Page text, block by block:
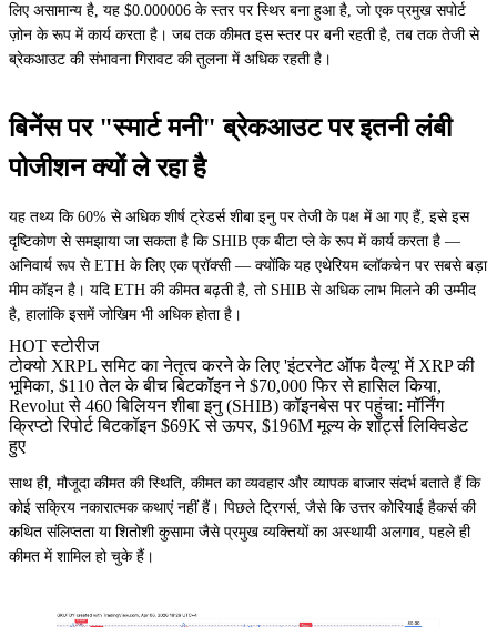
लिए असामान्य है, यह $0.000006 के स्तर पर स्थिर बना हुआ है, जो एक प्रमुख सपोर्ट
ज़ोन के रूप में कार्य करता है। जब तक कीमत इस स्तर पर बनी रहती है, तब तक तेजी से
ब्रेकआउट की संभावना गिरावट की तुलना में अधिक रहती है।
बिनेंस पर "स्मार्ट मनी" ब्रेकआउट पर इतनी लंबी
पोजीशन क्यों ले रहा है
यह तथ्य कि 60% से अधिक शीर्ष ट्रेडर्स शीबा इनु पर तेजी के पक्ष में आ गए हैं, इसे इस
दृष्टिकोण से समझाया जा सकता है कि SHIB एक बीटा प्ले के रूप में कार्य करता है —
अनिवार्य रूप से ETH के लिए एक प्रॉक्सी — क्योंकि यह एथेरियम ब्लॉकचेन पर सबसे बड़ा
मीम कॉइन है। यदि ETH की कीमत बढ़ती है, तो SHIB से अधिक लाभ मिलने की उम्मीद
है, हालांकि इसमें जोखिम भी अधिक होता है।
HOT स्टोरीज
टोक्यो XRPL समिट का नेतृत्व करने के लिए 'इंटरनेट ऑफ वैल्यू' में XRP की
भूमिका, $110 तेल के बीच बिटकॉइन ने $70,000 फिर से हासिल किया,
Revolut से 460 बिलियन शीबा इनु (SHIB) कॉइनबेस पर पहुंचा: मॉर्निंग
क्रिप्टो रिपोर्ट बिटकॉइन $69K से ऊपर, $196M मूल्य के शॉर्ट्स लिक्विडेट
हुए
साथ ही, मौजूदा कीमत की स्थिति, कीमत का व्यवहार और व्यापक बाजार संदर्भ बताते हैं कि
कोई सक्रिय नकारात्मक कथाएं नहीं हैं। पिछले ट्रिगर्स, जैसे कि उत्तर कोरियाई हैकर्स की
कथित संलिप्तता या शितोशी कुसामा जैसे प्रमुख व्यक्तियों का अस्थायी अलगाव, पहले ही
कीमत में शामिल हो चुके हैं।